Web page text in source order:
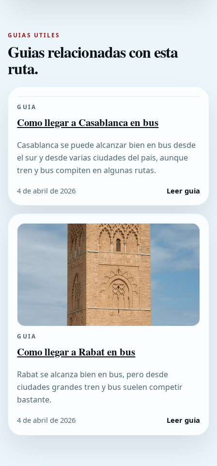
GUIAS UTILES
Guias relacionadas con esta
ruta.
GUIA
Como llegar a Casablanca en bus
Casablanca se puede alcanzar bien en bus desde
el sur y desde varias ciudades del pais, aunque
tren y bus compiten en algunas rutas.
4 de abril de 2026 Leer guia
GUIA
Como llegar a Rabat en bus
Rabat se alcanza bien en bus, pero desde
ciudades grandes tren y bus suelen competir
bastante.
4 de abril de 2026 Leer guia